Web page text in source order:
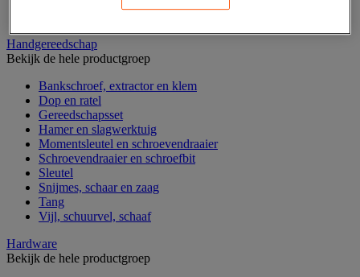
Handgereedschap
Bekijk de hele productgroep
Bankschroef, extractor en klem
Dop en ratel
Gereedschapsset
Hamer en slagwerktuig
Momentsleutel en schroevendraaier
Schroevendraaier en schroefbit
Sleutel
Snijmes, schaar en zaag
Tang
Vijl, schuurvel, schaaf
Hardware
Bekijk de hele productgroep